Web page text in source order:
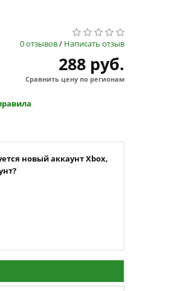
0 отзывов/ Написать отзыв
288 руб.
Сравнить цену по регионам
новый аккаунт Xbox,